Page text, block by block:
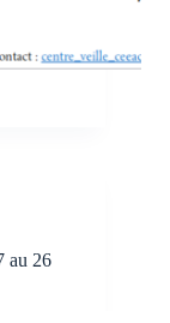
au 26